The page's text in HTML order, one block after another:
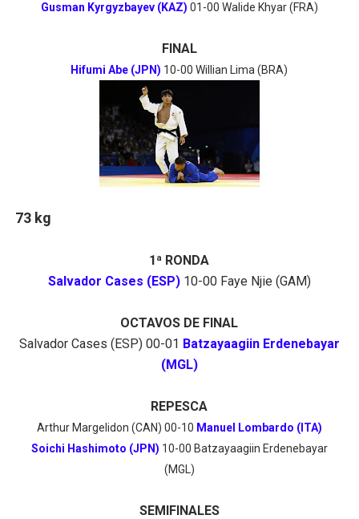
Gusman Kyrgyzbayev (KAZ) 01-00 Walide Khyar (FRA)
FINAL
Hifumi Abe (JPN) 10-00 Willian Lima (BRA)
73 kg
1ª RONDA
Salvador Cases (ESP)10-00 Faye Njie (GAM)
OCTAVOS DE FINAL
Salvador Cases (ESP) 00-01 Batzayaagiin Erdenebayar
(MGL)
REPESCA
Arthur Margelidon (CAN) 00-10 Manuel Lombardo (ITA)
Soichi Hashimoto (JPN) 10-00 Batzayaagiin Erdenebayar
(MGL)
SEMIFINALES